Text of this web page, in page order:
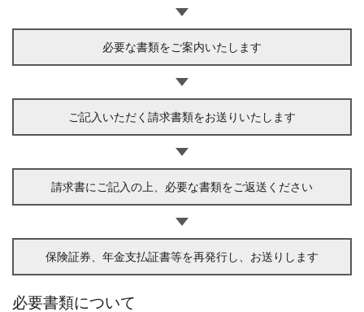
必要な書類をご案内いたします
ご記入いただく請求書類をお送りいたします
請求書にご記入の上、必要な書類をご返送ください
保険証券、年金支払証書等を再発行し、お送りします
必要書類について